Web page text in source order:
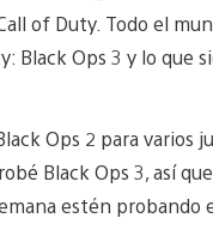
of Duty. Todo el
Black Ops 3 y lo que
Ops 2 para varios
Black Ops 3, así
estén probando